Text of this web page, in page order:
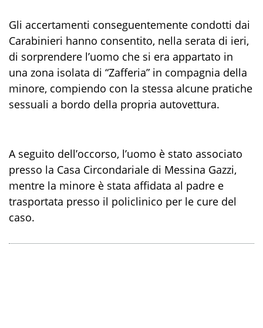
Gli accertamenti conseguentemente condotti dai
Carabinieri hanno consentito, nella serata di ieri,
di sorprendere l’uomo che si era appartato in
una zona isolata di “Zafferia” in compagnia della
minore, compiendo con la stessa alcune pratiche
sessuali a bordo della propria autovettura.
A seguito dell’occorso, l’uomo è stato associato
presso la Casa Circondariale di Messina Gazzi,
mentre la minore è stata affidata al padre e
trasportata presso il policlinico per le cure del
caso.